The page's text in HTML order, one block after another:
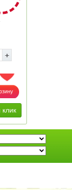
ДОБАВИТЬ В ИЗБРАННОЕ